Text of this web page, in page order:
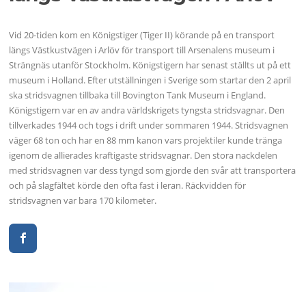
Vid 20-tiden kom en Königstiger (Tiger II) körande på en transport
längs Västkustvägen i Arlöv för transport till Arsenalens museum i
Strängnäs utanför Stockholm. Königstigern har senast ställts ut på ett
museum i Holland. Efter utställningen i Sverige som startar den 2 april
ska stridsvagnen tillbaka till Bovington Tank Museum i England.
Königstigern var en av andra världskrigets tyngsta stridsvagnar. Den
tillverkades 1944 och togs i drift under sommaren 1944. Stridsvagnen
väger 68 ton och har en 88 mm kanon vars projektiler kunde tränga
igenom de allierades kraftigaste stridsvagnar. Den stora nackdelen
med stridsvagnen var dess tyngd som gjorde den svår att transportera
och på slagfältet körde den ofta fast i leran. Räckvidden för
stridsvagnen var bara 170 kilometer.